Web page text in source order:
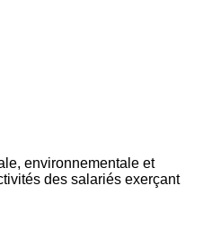
environnementale et
des salariés exerçant